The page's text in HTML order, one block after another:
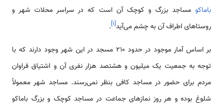
باماکو مساجد بزرگ و کوچک آن است که در سراسر محلات شهر و
روستاهای اطراف آن به چشم می‌آید[۱]
.
بر اساس آمار موجود در حدود 210 مسجد در این شهر وجود دارند که با
توجه به جمعیت یک میلیون و هشتصد هزار نفری آن و اشتیاق فراوان
مردم برای حضور در مساجد کافی بنظر نمی‌رسند. مساجد شهر معمولاً
شلوغ بوده و هر روز نمازهای جماعت در مساجد کوچک و بزرگ باماکو